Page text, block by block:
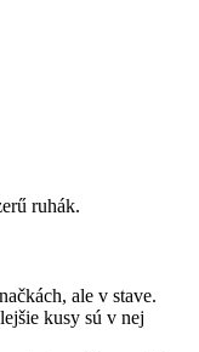
ruhák.
ale v stave.
kusy sú v nej